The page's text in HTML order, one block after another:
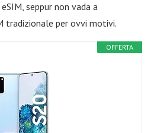
seppur non vada a
tradizionale per ovvi motivi.
OFFERTA